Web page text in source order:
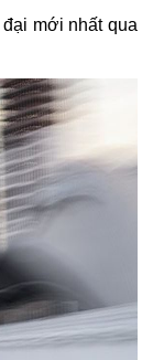
mới nhất qua